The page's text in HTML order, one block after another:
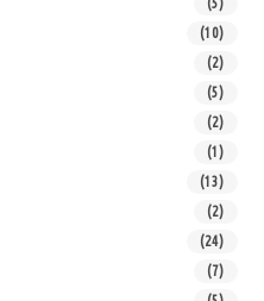
(10)
(2)
(5)
(2)
(1)
(13)
(2)
(24)
(7)